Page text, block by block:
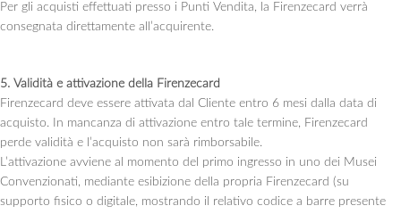
Per gli acquisti effettuati presso i Punti Vendita, la Firenzecard verrà
consegnata direttamente all’acquirente.
5. Validità e attivazione della Firenzecard
Firenzecard deve essere attivata dal Cliente entro 6 mesi dalla data di
acquisto. In mancanza di attivazione entro tale termine, Firenzecard
perde validità e l’acquisto non sarà rimborsabile.
L’attivazione avviene al momento del primo ingresso in uno dei Musei
Convenzionati, mediante esibizione della propria Firenzecard (su
supporto fisico o digitale, mostrando il relativo codice a barre presente